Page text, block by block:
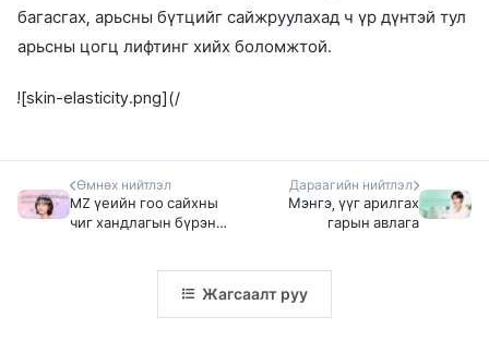
багасгах, арьсны бүтцийг сайжруулахад ч үр дүнтэй тул
арьсны цогц лифтинг хийх боломжтой.
![skin-elasticity.png](/
Өмнөх нийтлэл
MZ үеийн гоо сайхны
чиг хандлагын бүрэн
сүүлийн үеийн гоо
сайхны аргаар
Дараагийн нийтлэл
Мэнгэ, үүг арилгах
гарын авлага
Жагсаалт руу